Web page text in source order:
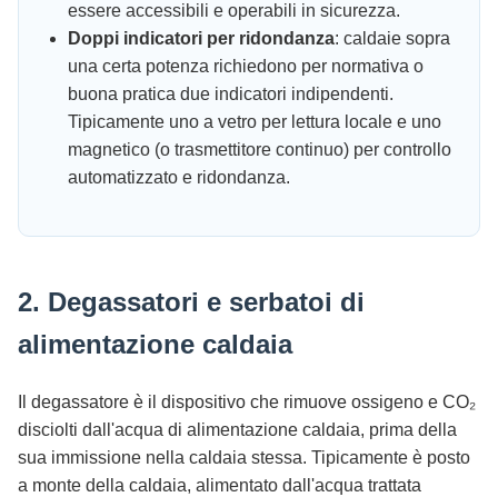
essere accessibili e operabili in sicurezza.
Doppi indicatori per ridondanza: caldaie sopra
una certa potenza richiedono per normativa o
buona pratica due indicatori indipendenti.
Tipicamente uno a vetro per lettura locale e uno
magnetico (o trasmettitore continuo) per controllo
automatizzato e ridondanza.
2. Degassatori e serbatoi di
alimentazione caldaia
Il degassatore è il dispositivo che rimuove ossigeno e CO₂
disciolti dall'acqua di alimentazione caldaia, prima della
sua immissione nella caldaia stessa. Tipicamente è posto
a monte della caldaia, alimentato dall'acqua trattata